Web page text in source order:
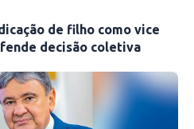
de filho como vice
decisão coletiva